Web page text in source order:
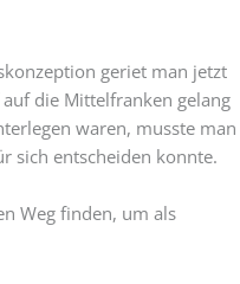
geriet man jetzt
die Mittelfranken gelang
waren, musste man
sich entscheiden konnte.
Weg finden, um als